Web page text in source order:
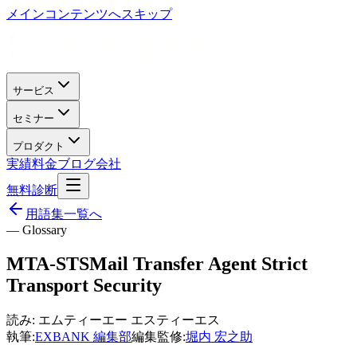
メインコンテンツへスキップ
サービス
セミナー
プロダクト
実績料金ブログ会社
無料診断
用語集一覧へ
— Glossary
MTA-STSMail Transfer Agent Strict
Transport Security
読み: エムティーエー エスティーエス
執筆:EXBANK 編集部編集監修:堀内 宏之助